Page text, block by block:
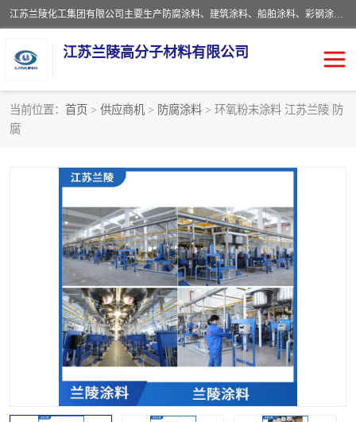
江苏兰陵化工集团有限公司主要生产防腐涂料、建筑涂料、船舶涂料、彩钢涂料、粉末涂料五大类产品，具备10 万吨年生产能力，可以提供优质精良的涂装施工服务，产品广销全国各地，大量出口亚非欧及拉美等国家。
江苏兰陵高分子材料有限公司
当前位置： 首页 > 供应商机 > 防腐涂料 > 环氧粉末涂料 江苏兰陵 防
腐
地坪涂料 内外墙涂料
船舶涂料 风电专用涂料
彩钢涂料 粉末涂料
聚脲涂料 流体机械专用涂料
建筑涂料